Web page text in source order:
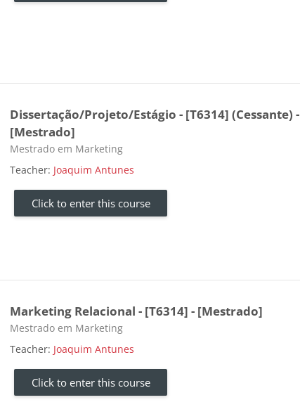
Dissertação/Projeto/Estágio - [T6314] (Cessante) -
[Mestrado]
Course category
Mestrado em Marketing
Teacher: Joaquim Antunes
Click to enter this course
Marketing Relacional - [T6314] - [Mestrado]
Course category
Mestrado em Marketing
Teacher: Joaquim Antunes
Click to enter this course